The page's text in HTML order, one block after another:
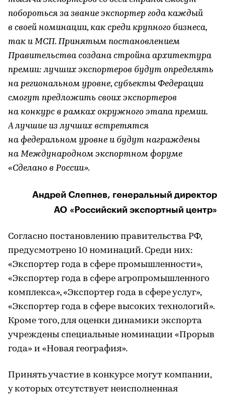
побороться за звание экспортер года каждый
в своей номинации, как среди крупного бизнеса,
так и МСП. Принятым постановлением
Правительства создана стройна архитектура
премии: лучших экспортеров будут определять
на региональном уровне, субъекты Федерации
смогут предложить своих экспортеров
на конкурс в рамках окружного этапа премии.
А лучшие из лучших встретятся
на федеральном уровне и будут награждены
на Международном экспортном форуме
«Сделано в России».
Андрей Слепнев, генеральный директор
АО «Российский экспортный центр»
Согласно постановлению правительства РФ,
предусмотрено 10 номинаций. Среди них:
«Экспортер года в сфере промышленности»,
«Экспортер года в сфере агропромышленного
комплекса», «Экспортер года в сфере услуг»,
«Экспортер года в сфере высоких технологий».
Кроме того, для оценки динамики экспорта
учреждены специальные номинации «Прорыв
года» и «Новая география».
Принять участие в конкурсе могут компании,
у которых отсутствует неисполненная